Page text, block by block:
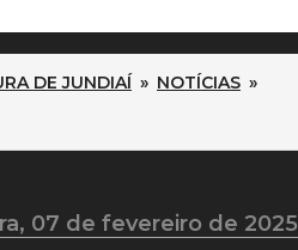
DE JUNDIAÍ » NOTÍCIAS »
07 de fevereiro de 2025